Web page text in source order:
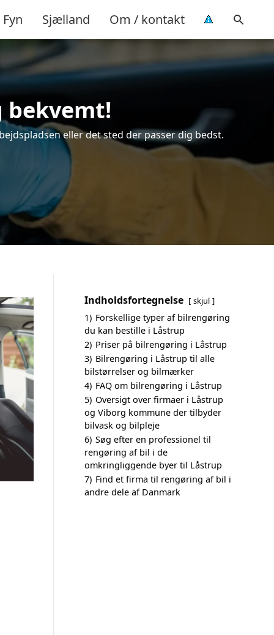
Fyn Sjælland Om / kontakt
bekvemt!
eller det sted der passer dig bedst.
Indholdsfortegnelse skjul
1) Forskellige typer af bilrengøring
du kan bestille i Låstrup
2) Priser på bilrengøring i Låstrup
3) Bilrengøring i Låstrup til alle
bilstørrelser og bilmærker
4) FAQ om bilrengøring i Låstrup
5) Oversigt over firmaer i Låstrup
og Viborg kommune der tilbyder
bilvask og bilpleje
6) Søg efter en professionel til
rengøring af bil i de
omkringliggende byer til Låstrup
7) Find et firma til rengøring af bil i
andre dele af Danmark